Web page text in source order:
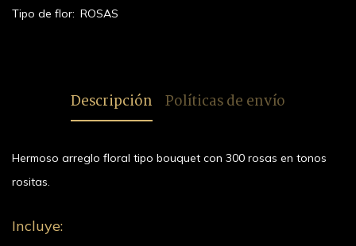
Tipo de flor: ROSAS
Descripción Políticas de envío
Hermoso arreglo floral tipo bouquet con 300 rosas en tonos
rositas.
Incluye: